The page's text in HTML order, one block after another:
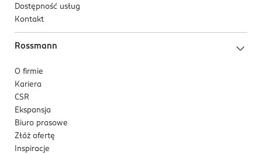
Dostępność usług
Kontakt
Rossmann
O firmie
Kariera
CSR
Ekspansja
Biuro prasowe
Złóż ofertę
Inspiracje